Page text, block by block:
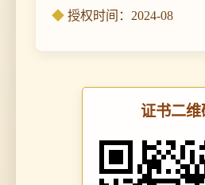
授权时间：2024-08
证书二维